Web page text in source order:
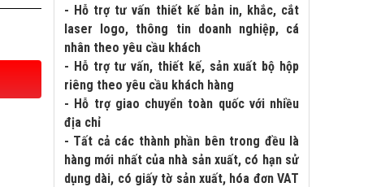
- Hỗ trợ tư vấn thiết kế bản in, khắc, cắt
laser logo, thông tin doanh nghiệp, cá
nhân theo yêu cầu khách
- Hỗ trợ tư vấn, thiết kế, sản xuất bộ hộp
riêng theo yêu cầu khách hàng
- Hỗ trợ giao chuyển toàn quốc với nhiều
địa chỉ
- Tất cả các thành phần bên trong đều là
hàng mới nhất của nhà sản xuất, có hạn sử
dụng dài, có giấy tờ sản xuất, hóa đơn VAT